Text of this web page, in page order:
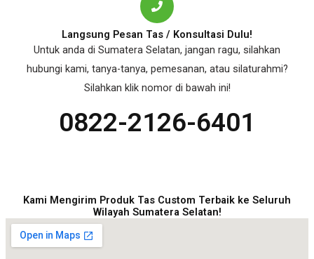
Langsung Pesan Tas / Konsultasi Dulu!
Untuk anda di Sumatera Selatan, jangan ragu, silahkan
hubungi kami, tanya-tanya, pemesanan, atau silaturahmi?
Silahkan klik nomor di bawah ini!
0822-2126-6401
Kami Mengirim Produk Tas Custom Terbaik ke Seluruh
Wilayah Sumatera Selatan!